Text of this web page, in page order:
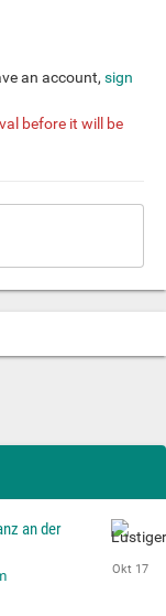
an account, sign
before it will be
an der